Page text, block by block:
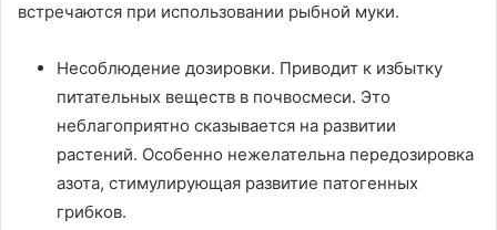
встречаются при использовании рыбной муки.
Несоблюдение дозировки. Приводит к избытку
питательных веществ в почвосмеси. Это
неблагоприятно сказывается на развитии
растений. Особенно нежелательна передозировка
азота, стимулирующая развитие патогенных
грибков.